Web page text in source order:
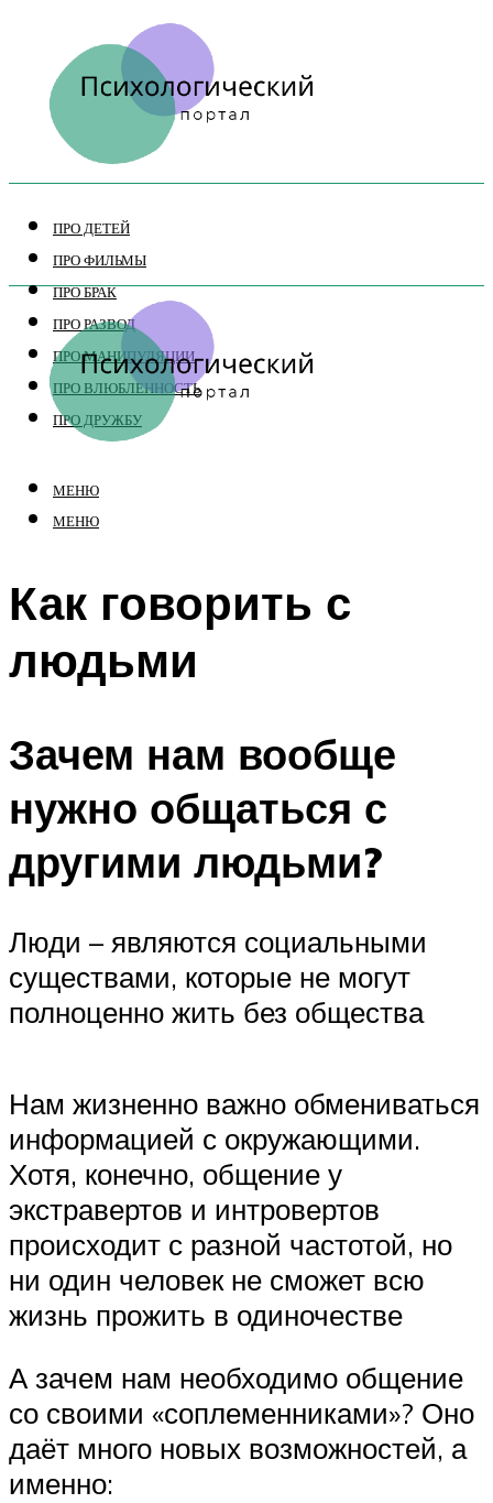
ПРО ДЕТЕЙ
ПРО ФИЛЬМЫ
ПРО БРАК
ПРО РАЗВОД
ПРО МАНИПУЛЯЦИИ
ПРО ВЛЮБЛЕННОСТЬ
ПРО ДРУЖБУ
МЕНЮ
МЕНЮ
Как говорить с
людьми
Зачем нам вообще
нужно общаться с
другими людьми?
Люди – являются социальными
существами, которые не могут
полноценно жить без общества
Нам жизненно важно обмениваться
информацией с окружающими.
Хотя, конечно, общение у
экстравертов и интровертов
происходит с разной частотой, но
ни один человек не сможет всю
жизнь прожить в одиночестве
А зачем нам необходимо общение
со своими «соплеменниками»? Оно
даёт много новых возможностей, а
именно: